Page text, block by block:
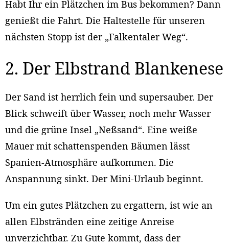
Habt Ihr ein Plätzchen im Bus bekommen? Dann
genießt die Fahrt. Die Haltestelle für unseren
nächsten Stopp ist der „Falkentaler Weg“.
2. Der Elbstrand Blankenese
Der Sand ist herrlich fein und supersauber. Der
Blick schweift über Wasser, noch mehr Wasser
und die grüne Insel „Neßsand“. Eine weiße
Mauer mit schattenspenden Bäumen lässt
Spanien-Atmosphäre aufkommen. Die
Anspannung sinkt. Der Mini-Urlaub beginnt.
Um ein gutes Plätzchen zu ergattern, ist wie an
allen Elbstränden eine zeitige Anreise
unverzichtbar. Zu Gute kommt, dass der